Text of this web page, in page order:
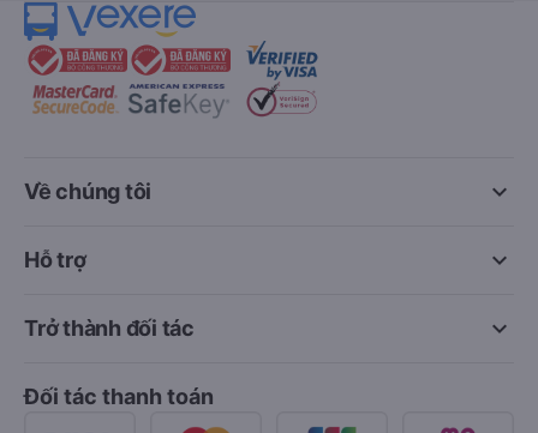
keyboard_arrow_down
Về chúng tôi
keyboard_arrow_down
Hỗ trợ
keyboard_arrow_down
Trở thành đối tác
Đối tác thanh toán